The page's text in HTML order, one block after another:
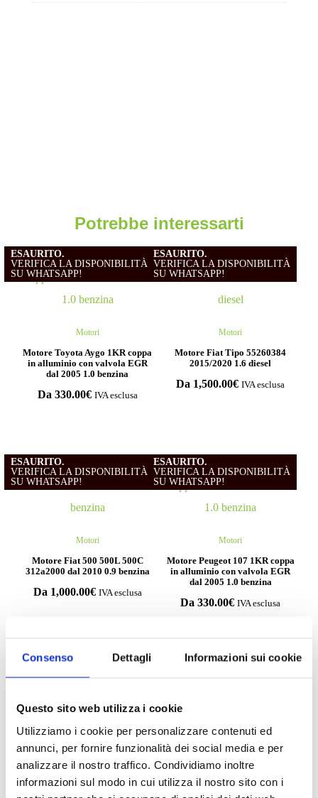
Consenso Dettagli Informazioni sui cookie
Questo sito web utilizza i cookie
Utilizziamo i cookie per personalizzare contenuti ed
annunci, per fornire funzionalità dei social media e per
analizzare il nostro traffico. Condividiamo inoltre
informazioni sul modo in cui utilizza il nostro sito con i
Potrebbe interessarti
Motori
ESAURITO.
VERIFICA LA DISPONIBILITÀ
SU WHATSAPP!
Motore Toyota Aygo 1KR coppa
in alluminio con valvola EGR
dal 2005 1.0 benzina
Da 330.00€ IVA esclusa
Motori
ESAURITO.
VERIFICA LA DISPONIBILITÀ
SU WHATSAPP!
Motore Fiat Tipo 55260384
2015/2020 1.6 diesel
Da 1,500.00€ IVA esclusa
Motori
ESAURITO.
VERIFICA LA DISPONIBILITÀ
SU WHATSAPP!
Motore Fiat 500 500L 500C
312a2000 dal 2010 0.9 benzina
Da 1,000.00€ IVA esclusa
Motori
ESAURITO.
VERIFICA LA DISPONIBILITÀ
SU WHATSAPP!
Motore Peugeot 107 1KR coppa
in alluminio con valvola EGR
dal 2005 1.0 benzina
Da 330.00€ IVA esclusa
Compila il form e richiedi